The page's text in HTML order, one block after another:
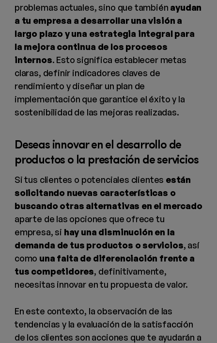
problemas actuales, sino que también ayudan
a tu empresa a desarrollar una visión a
largo plazo y una estrategia integral para
la mejora continua de los procesos
internos. Esto significa establecer metas
claras, definir indicadores claves de
rendimiento y diseñar un plan de
implementación que garantice el éxito y la
sostenibilidad de las mejoras realizadas.
Deseas innovar en el desarrollo de
productos o la prestación de servicios
Si tus clientes o potenciales clientes están
solicitando nuevas características o
buscando otras alternativas en el mercado
aparte de las opciones que ofrece tu
empresa, si hay una disminución en la
demanda de tus productos o servicios, así
como una falta de diferenciación frente a
tus competidores, definitivamente,
necesitas innovar en tu propuesta de valor.
En este contexto, la observación de las
tendencias y la evaluación de la satisfacción
de los clientes son acciones que te ayudarán a